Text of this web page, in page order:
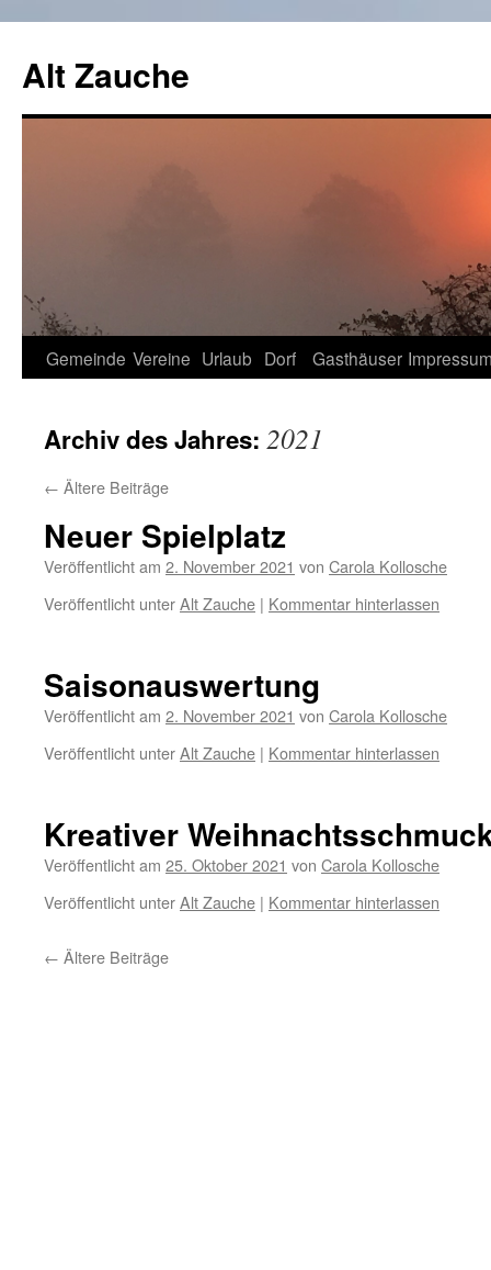
springen
Alt Zauche
Gemeinde Vereine Urlaub Dorf Gasthäuser
Archiv des Jahres: 2021
← Ältere Beiträge
Neuer Spielplatz
Veröffentlicht am 2. November 2021 von Carola Kollosche
Veröffentlicht unterAlt Zauche | Kommentar hinterlassen
Saisonauswertung
Veröffentlicht am 2. November 2021 von Carola Kollosche
Veröffentlicht unterAlt Zauche | Kommentar hinterlassen
Kreativer
Veröffentlicht am 25. Oktober 2021 von Carola Kollosche
Veröffentlicht unterAlt Zauche | Kommentar hinterlassen
← Ältere Beiträge